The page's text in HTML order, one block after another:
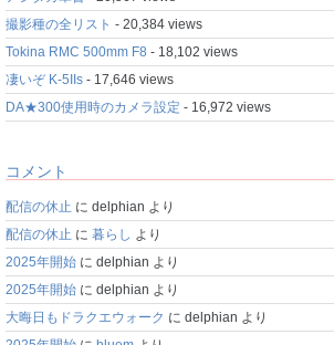
撮影種の全リスト - 20,384 views
Tokina RMC 500mm F8 - 18,102 views
凄いぞ K-5IIs - 17,646 views
DA★300使用時のカメラ設定 - 16,972 views
コメント
配信の休止 に delphian より
配信の休止 に 暮らし より
2025年開始 に delphian より
2025年開始 に delphian より
大晦日もドラクエウォーク に delphian より